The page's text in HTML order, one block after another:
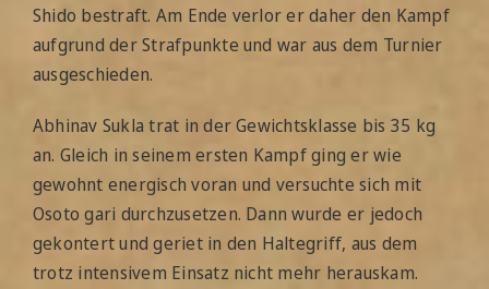
Shido bestraft. Am Ende verlor er daher den Kampf
aufgrund der Strafpunkte und war aus dem Turnier
ausgeschieden.
Abhinav Sukla trat in der Gewichtsklasse bis 35 kg
an. Gleich in seinem ersten Kampf ging er wie
gewohnt energisch voran und versuchte sich mit
Osoto gari durchzusetzen. Dann wurde er jedoch
gekontert und geriet in den Haltegriff, aus dem
trotz intensivem Einsatz nicht mehr herauskam.